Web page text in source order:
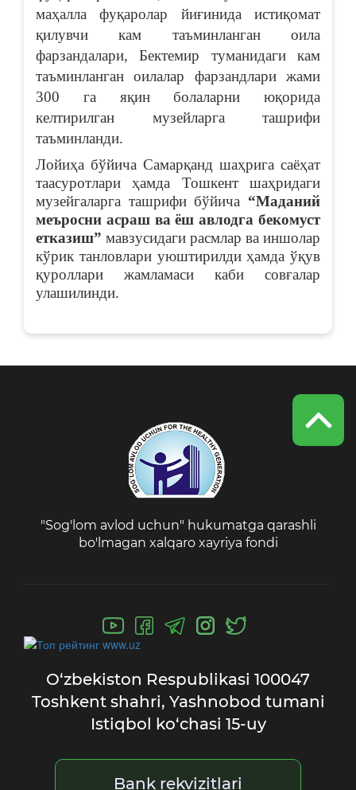
маҳалла фуқаролар йиғинида истиқомат
қилувчи кам таъминланган оила
фарзандалари, Бектемир туманидаги кам
таъминланган оилалар фарзандлари жами
300 га яқин болаларни юқорида
келтирилган музейларга ташрифи
таъминланди.
Лойиҳа бўйича Самарқанд шаҳрига саёҳат
таасуротлари ҳамда Тошкент шаҳридаги
музейгаларга ташрифи бўйича “Маданий
меъросни асраш ва ёш авлодга бекомуст
етказиш” мавзусидаги расмлар ва иншолар
кўрик танловлари уюштирилди ҳамда ўқув
қуроллари жамламаси каби совғалар
улашилинди.
"Sog'lom avlod uchun" hukumatga qarashli
bo'lmagan xalqaro xayriya fondi
O‘zbekiston Respublikasi 100047
Toshkent shahri, Yashnobod tumani
Istiqbol ko‘chasi 15-uy
Bank rekvizitlari